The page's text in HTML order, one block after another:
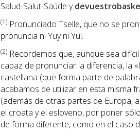
Salud-Salut-Saúde y
(1) Pronunciado Tselle, que no se
pronuncia ni Yuy ni Yul.
(2) Recordemos que, aunque sea
capaz de pronunciar la diferencia, la
castellana (que forma parte de
acabamos de utilizar en esta misma
(además de otras partes de Europa,
el croata y el esloveno, por poner
de forma diferente, como en el caso